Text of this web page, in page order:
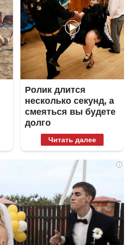
Ролик длится
несколько секунд, а
смеяться вы будете
долго
Читать далее
i